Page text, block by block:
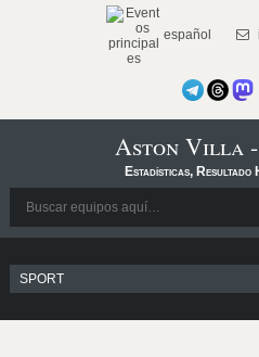
español
Aston Villa
Estadísticas,